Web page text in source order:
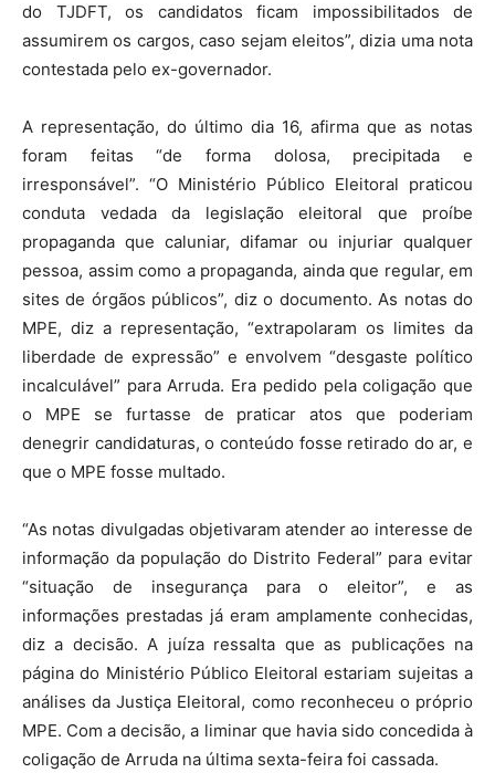
do TJDFT, os candidatos ficam impossibilitados de
assumirem os cargos, caso sejam eleitos”, dizia uma nota
contestada pelo ex-governador.
A representação, do último dia 16, afirma que as notas
foram feitas “de forma dolosa, precipitada e
irresponsável”. “O Ministério Público Eleitoral praticou
conduta vedada da legislação eleitoral que proíbe
propaganda que caluniar, difamar ou injuriar qualquer
pessoa, assim como a propaganda, ainda que regular, em
sites de órgãos públicos”, diz o documento. As notas do
MPE, diz a representação, “extrapolaram os limites da
liberdade de expressão” e envolvem “desgaste político
incalculável” para Arruda. Era pedido pela coligação que
o MPE se furtasse de praticar atos que poderiam
denegrir candidaturas, o conteúdo fosse retirado do ar, e
que o MPE fosse multado.
“As notas divulgadas objetivaram atender ao interesse de
informação da população do Distrito Federal” para evitar
“situação de insegurança para o eleitor”, e as
informações prestadas já eram amplamente conhecidas,
diz a decisão. A juíza ressalta que as publicações na
página do Ministério Público Eleitoral estariam sujeitas a
análises da Justiça Eleitoral, como reconheceu o próprio
MPE. Com a decisão, a liminar que havia sido concedida à
coligação de Arruda na última sexta-feira foi cassada.